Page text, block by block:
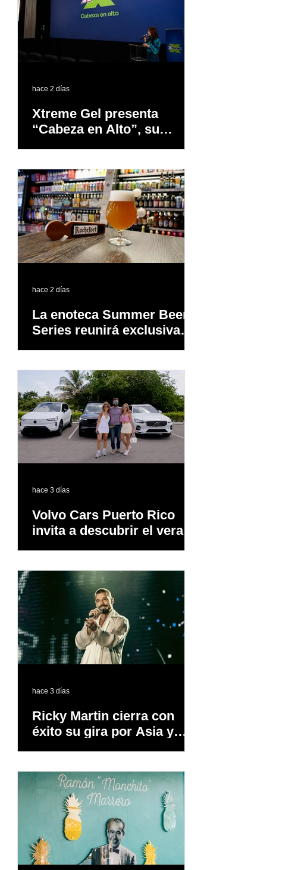
Xtreme Gel presenta
“Cabeza en Alto”, su
producido completamente
en Puerto Rico
hace 2 días
La enoteca Summer Beer
Series reunirá exclusivas
público
hace 2 días
Volvo Cars Puerto Rico
invita a descubrir el verano
hace 3 días
Ricky Martin cierra con
éxito su gira por Asia y
hace 3 días